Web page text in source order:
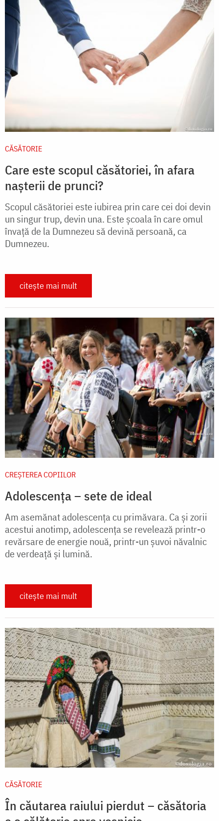
CĂSĂTORIE
Care este scopul căsătoriei, în afara
nașterii de prunci?
Scopul căsătoriei este iubirea prin care cei doi devin
un singur trup, devin una. Este şcoala în care omul
învaţă de la Dumnezeu să devină persoană, ca
Dumnezeu.
citește mai mult
CREŞTEREA COPIILOR
Adolescența – sete de ideal
Am asemănat adolescenţa cu primăvara. Ca şi zorii
acestui anotimp, adolescenţa se revelează printr-o
revărsare de energie nouă, printr-un şuvoi năvalnic
de verdeaţă şi lumină.
citește mai mult
CĂSĂTORIE
În căutarea raiului pierdut – căsătoria